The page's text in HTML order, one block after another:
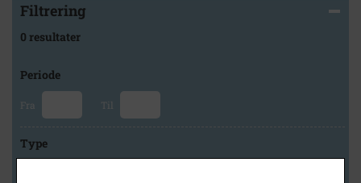
Filtrering
0 resultater
Periode
Fra Til
Type